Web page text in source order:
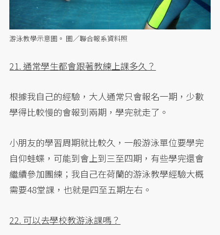
游泳教學示意圖。 圖／聯合報系資料照
21. 通常學生都會跟著教練上課多久？
根據我自己的經驗，大人通常只會報名一期，少數
學得比較慢的會報到兩期，學完就走了。
小朋友的學習周期就比較久，一般游泳單位要學完
自仰蛙蝶，可能到會上到三至四期，有些學完還會
繼續參加團練；我自己在荷蘭的游泳教學經驗大概
需要48堂課，也就是四至五期左右。
22. 可以去學校教游泳課嗎？